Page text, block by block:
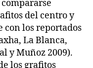
del centro y
con los reportados
La Blanca,
y Muñoz 2009).
los grafitos